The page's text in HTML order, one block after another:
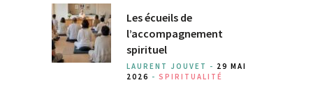
Les écueils de
l’accompagnement
spirituel
LAURENT JOUVET - 29 MAI
2026 - SPIRITUALITÉ